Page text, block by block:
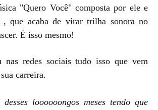
"Quero Você" composta por ele e
, que acaba de virar trilha sonora no
É isso mesmo!
nas redes sociais tudo isso que vem
carreira.
loooooongos meses tendo que